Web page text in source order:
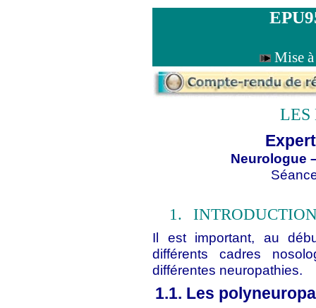
Mise
LES
Neurologue
1.
Il est important, au
différents cadres
différentes neuropathies.
1.1. Les